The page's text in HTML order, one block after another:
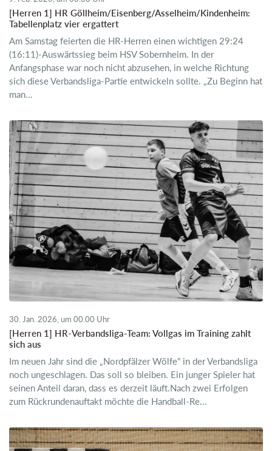
[Herren 1] HR Göllheim/Eisenberg/Asselheim/Kindenheim:
Tabellenplatz vier ergattert
Am Samstag feierten die HR-Herren einen wichtigen 29:24
(16:11)-Auswärtssieg beim HSV Sobernheim. In der
Anfangsphase war noch nicht abzusehen, in welche Richtung
sich diese Verbandsliga-Partie entwickeln sollte. „Zu Beginn hat
man...
30. Jan. 2026, um 00.00 Uhr
[Herren 1] HR-Verbandsliga-Team: Vollgas im Training zahlt
sich aus
Im neuen Jahr sind die „Nordpfälzer Wölfe“ in der Verbandsliga
noch ungeschlagen. Das soll so bleiben. Ein junger Spieler hat
seinen Anteil daran, dass es derzeit läuft.Nach zwei Erfolgen
zum Rückrundenauftakt möchte die Handball-Re...